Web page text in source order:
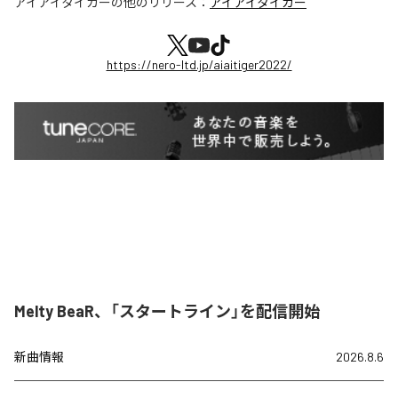
https://nero-ltd.jp/aiaitiger2022/
Melty BeaR、「スタートライン」を配信開始
新曲情報 2026.8.6